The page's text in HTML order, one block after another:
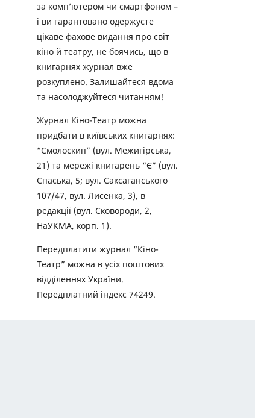
за комп’ютером чи смартфоном –
і ви гарантовано одержуєте
цікаве фахове видання про світ
кіно й театру, не боячись, що в
книгарнях журнал вже
розкуплено. Залишайтеся вдома
та насолоджуйтеся читанням!
Журнал Кіно-Театр можна
придбати в київських книгарнях:
“Смолоскип” (вул. Межигірська,
21) та мережі книгарень “Є” (вул.
Спаська, 5; вул. Саксаганського
107/47, вул. Лисенка, 3), в
редакції (вул. Сковороди, 2,
НаУКМА, корп. 1).
Передплатити журнал “Кіно-
Театр” можна в усіх поштових
відділеннях України.
Передплатний індекс 74249.